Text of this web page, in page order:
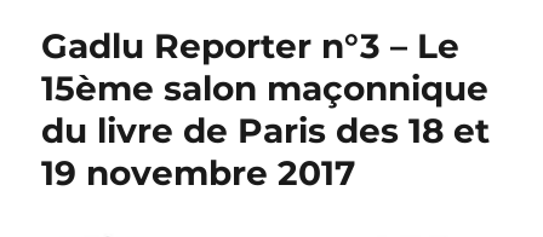
Gadlu Reporter n°3 – Le
15ème salon maçonnique
du livre de Paris des 18 et
19 novembre 2017